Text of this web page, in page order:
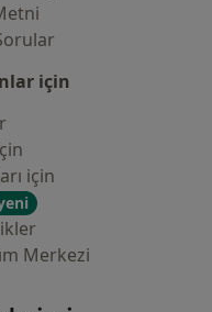
için
için
Merkezi